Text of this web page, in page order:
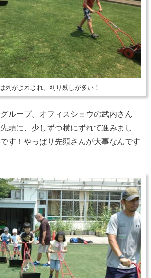
列がよれよれ。刈り残しが多い！
ループ。オフィスショウの武内さん
先頭に、少しずつ横にずれて進みまし
す！やっぱり先頭さんが大事なんです